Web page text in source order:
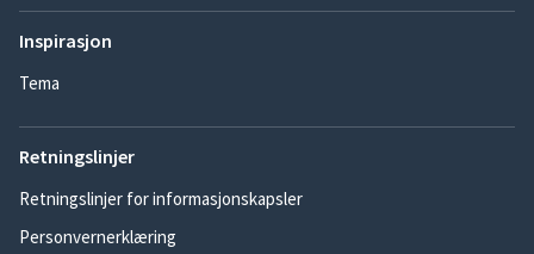
Inspirasjon
Tema
Retningslinjer
Retningslinjer for informasjonskapsler
Personvernerklæring